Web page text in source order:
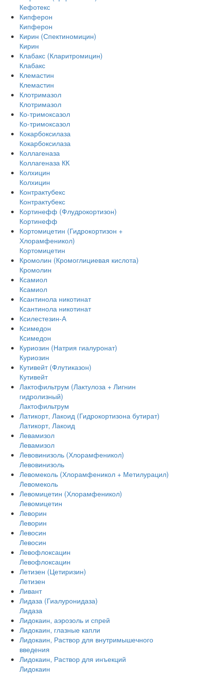
Кефотекс
Кипферон
Кипферон
Кирин (Спектиномицин)
Кирин
Клабакс (Кларитромицин)
Клабакс
Клемастин
Клемастин
Клотримазол
Клотримазол
Ко-тримоксазол
Ко-тримоксазол
Кокарбоксилаза
Кокарбоксилаза
Коллагеназа
Коллагеназа КК
Колхицин
Колхицин
Контрактубекс
Контрактубекс
Кортинефф (Флудрокортизон)
Кортинефф
Кортомицетин (Гидрокортизон +
Хлорамфеникол)
Кортомицетин
Кромолин (Кромоглициевая кислота)
Кромолин
Ксамиол
Ксамиол
Ксантинола никотинат
Ксантинола никотинат
Ксилестезин-А
Ксимедон
Ксимедон
Куриозин (Натрия гиалуронат)
Куриозин
Кутивейт (Флутиказон)
Кутивейт
Лактофильтрум (Лактулоза + Лигнин
гидролизный)
Лактофильтрум
Латикорт, Лакоид (Гидрокортизона бутират)
Латикорт, Лакоид
Левамизол
Левамизол
Левовинизоль (Хлорамфеникол)
Левовинизоль
Левомеколь (Хлорамфеникол + Метилурацил)
Левомеколь
Левомицетин (Хлорамфеникол)
Левомицетин
Леворин
Леворин
Левосин
Левосин
Левофлоксацин
Левофлоксацин
Летизен (Цетиризин)
Летизен
Ливант
Лидаза (Гиалуронидаза)
Лидаза
Лидокаин, аэрозоль и спрей
Лидокаин, глазные капли
Лидокаин, Раствор для внутримышечного
введения
Лидокаин, Раствор для инъекций
Лидокаин